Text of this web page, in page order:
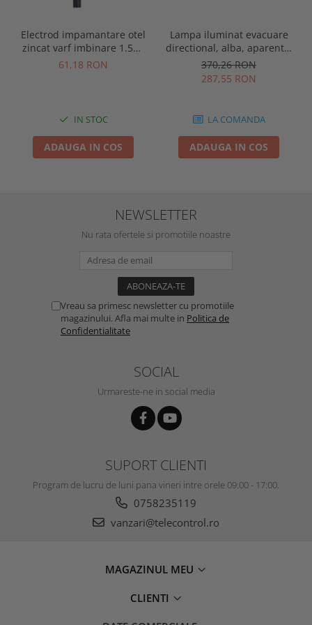
Electrod impamantare otel
zincat varf imbinare 1.5m,
se vand pachet de 10 bucati
61,18 RON
IN STOC
ADAUGA IN COS
Lampa iluminat evacuare
directional, alba, aparenta,
3 ore, 3W, mentinut, test
automat, IP20, Intelight
90385
370,26 RON
287,55 RON
LA COMANDA
ADAUGA IN COS
NEWSLETTER
Nu rata ofertele si promotiile noastre
Vreau sa primesc newsletter cu promotiile
magazinului. Afla mai multe in Politica de
Confidentialitate
SOCIAL
Urmareste-ne in social media
SUPORT CLIENTI
Program de lucru de luni pana vineri intre orele 09:00 - 17:00.
0758235119
vanzari@telecontrol.ro
MAGAZINUL MEU
CLIENTI